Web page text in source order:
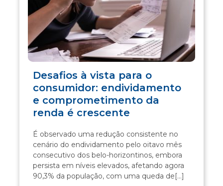
Desafios à vista para o
consumidor: endividamento
e comprometimento da
renda é crescente
É observado uma redução consistente no
cenário do endividamento pelo oitavo mês
consecutivo dos belo-horizontinos, embora
persista em níveis elevados, afetando agora
90,3% da população, com uma queda de[...]